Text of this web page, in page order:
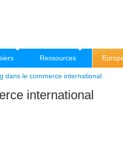
Ressources
dans le commerce international
international